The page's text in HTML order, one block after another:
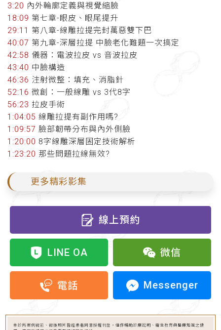
3:20 內外輪廓定義與視覺縮臉
18:09 第七章-眼皮、眼尾提升
29:11 第八章-線雕拉提完封萬惡雙下巴
40:07 第九章-深層拉提 中臉老化難題一次搞定
42:58 儀器：電波拉皮 vs 音波拉皮
43:40 中臉構造
46:36 注射微整：填充、消脂針
52:16 微創：一般線雕 vs 3代8字
56:23 拉皮手術
1:04:05 線雕拉提有副作用嗎?
1:09:57 臉部韌帶分布與內外側臉
1:20:00 8字線雕深層固定技術解析
1:23:20 那些問題拉線無效?
更多精彩影集
線上預約
LINE OA 微信
電話 Messenger
本診所案例術前、術後照片皆經患者同意授權刊登，僅作輔助診療說明、衛生教育與醫療知識之使